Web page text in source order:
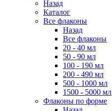
Назад
Каталог
Все флаконы
Назад
Все флаконы
20 - 40 мл
50 - 90 мл
100 - 190 мл
200 - 490 мл
500 - 1000 мл
1500 - 5000 мл
Флаконы по форме